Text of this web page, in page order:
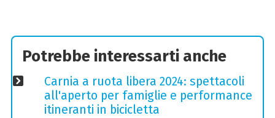
Potrebbe interessarti anche
Carnia a ruota libera 2024: spettacoli
all'aperto per famiglie e performance
itineranti in bicicletta